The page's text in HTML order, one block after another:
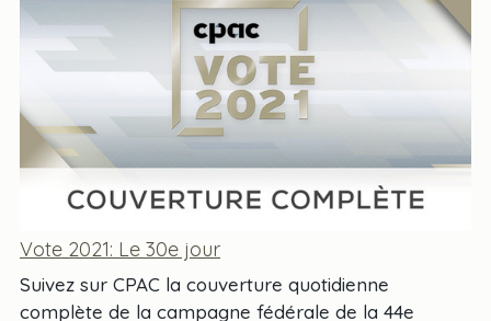
Vote 2021: Le 30e jour
Suivez sur CPAC la couverture quotidienne
complète de la campagne fédérale de la 44e